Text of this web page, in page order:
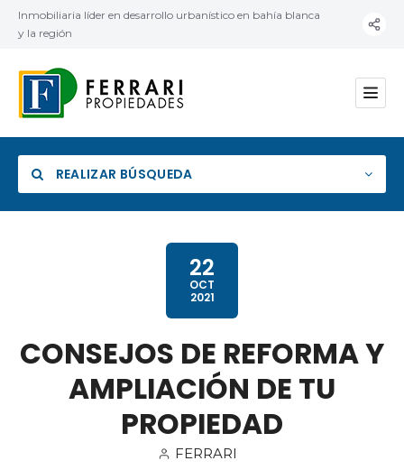
Inmobiliaria líder en desarrollo urbanístico en bahía blanca
y la región
REALIZAR BÚSQUEDA
Ubicación
22
OCT
2021
CONSEJOS DE REFORMA Y
AMPLIACIÓN DE TU
PROPIEDAD
FERRARI